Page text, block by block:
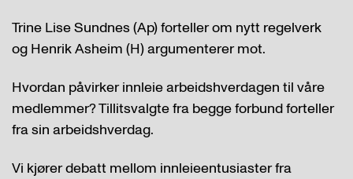
Trine Lise Sundnes (Ap) forteller om nytt regelverk
og Henrik Asheim (H) argumenterer mot.
Hvordan påvirker innleie arbeidshverdagen til våre
medlemmer? Tillitsvalgte fra begge forbund forteller
fra sin arbeidshverdag.
Vi kjører debatt mellom innleieentusiaster fra